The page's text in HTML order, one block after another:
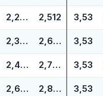
2,234 2,512 3,53
2,359 2,637 3,53
2,484 2,762 3,53
2,609 2,887 3,53